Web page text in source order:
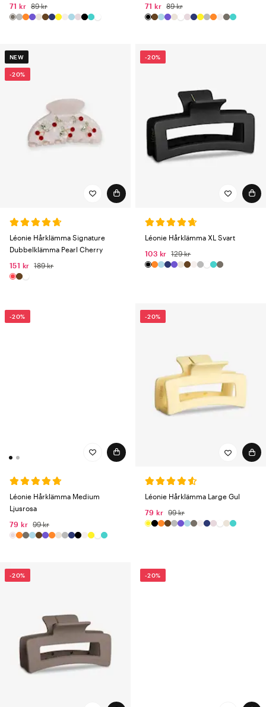
71 kr 89 kr 71 kr 89 kr
NEW
-20%
Léonie Hårklämma Signature
Dubbelklämma Pearl Cherry
151 kr
189 kr
-20%
Léonie Hårklämma XL Svart
103 kr
129 kr
-20%
Léonie Hårklämma Medium
Ljusrosa
79 kr 99 kr
-20%
Léonie Hårklämma Large Gul
79 kr 99 kr
-20% -20%